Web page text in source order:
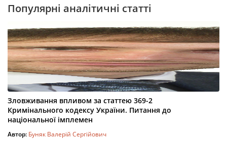
Популярні аналітичні статті
Зловживання впливом за статтею 369-2
Кримінального кодексу України. Питання до
національної імплемен
Автор: Буняк Валерій Сергійович